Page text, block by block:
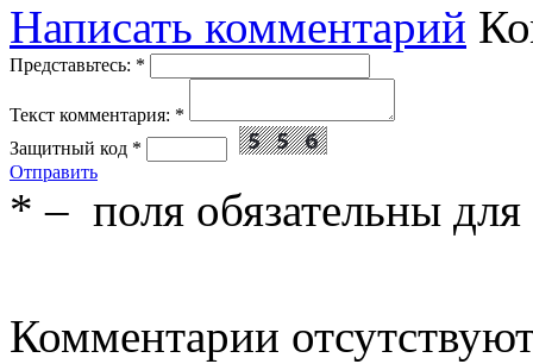
Написать комментарий
Представьтесь: *
Текст комментария: *
Защитный код *
Отправить
* – поля обязательны для
Комментарии